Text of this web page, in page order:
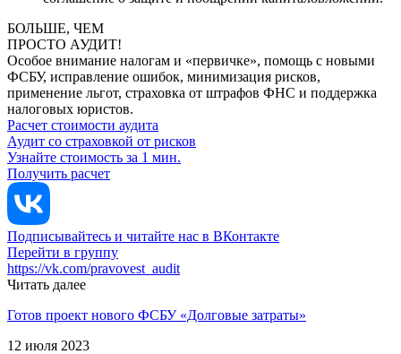
БОЛЬШЕ, ЧЕМ
ПРОСТО АУДИТ!
Особое внимание налогам и «первичке», помощь с новыми
ФСБУ, исправление ошибок, минимизация рисков,
применение льгот, страховка от штрафов ФНС и поддержка
налоговых юристов.
Расчет стоимости аудита
Аудит со страховкой от рисков
Узнайте стоимость за 1 мин.
Получить расчет
Подписывайтесь и читайте нас в ВКонтакте
Перейти в группу
https://vk.com/pravovest_audit
Читать далее
Готов проект нового ФСБУ «Долговые затраты»
12 июля 2023